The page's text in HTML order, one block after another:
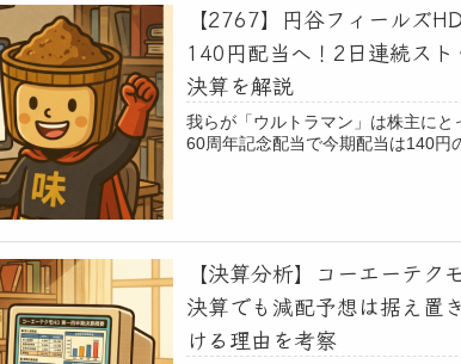
【2767】円谷フィールズ
140円配当へ！2日連続ス
決算を解説
我らが「ウルトラマン」は株主にと
60周年記念配当で今期配当は140円
【決算分析】コーエーテク
決算でも減配予想は据え置
ける理由を考察